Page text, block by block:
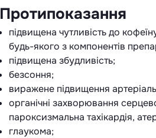
Протипоказання
підвищена чутливість до
будь-якого з компонентів
підвищена збудливість;
безсоння;
виражене підвищення
органічні захворювання
пароксизмальна тахікардія,
глаукома;